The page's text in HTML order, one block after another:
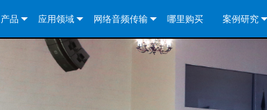
产品
CDi DriveCore Series
CDi DriveCore Series- Analog
CDi 2|300
应用领域
固定安装 DCi DriveCore SeriesDriveCore Install Analog
DriveCore Install Network
CDi DriveCore Series- Analog
DriveCore Install Analog
DriveCore Install DA 系列
ComTech DriveCore Series
网络音频传输
我们的解决方案
哪里购买 案例研究